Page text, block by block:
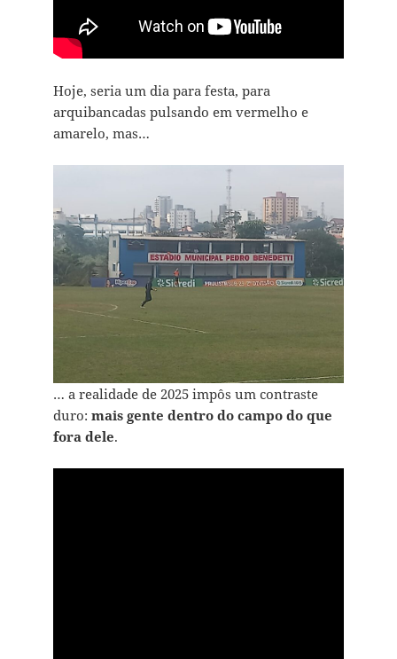
Hoje, seria um dia para festa, para
arquibancadas pulsando em vermelho e
amarelo, mas…
… a realidade de 2025 impôs um contraste
duro: mais gente dentro do campo do que
fora dele.